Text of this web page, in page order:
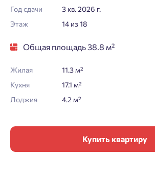
Год сдачи
3 кв. 2026 г.
Этаж
14 из 18
Общая площадь 38.8 м²
Жилая
11.3 м²
Кухня
17.1 м²
Лоджия
4.2 м²
Купить квартиру